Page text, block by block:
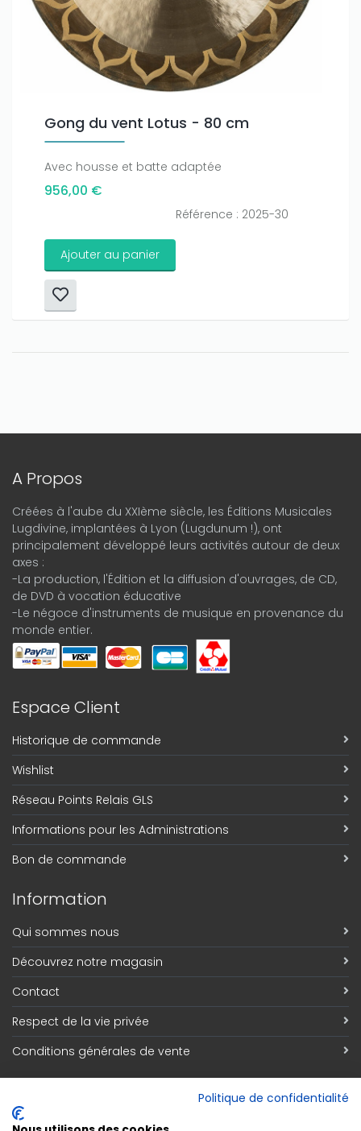
Gong du vent Lotus - 80 cm
Avec housse et batte adaptée
956,00 €
Référence : 2025-30
Ajouter au panier
A Propos
Créées à l'aube du XXIème siècle, les Éditions Musicales
Lugdivine, implantées à Lyon (Lugdunum !), ont
principalement développé leurs activités autour de deux
axes :
-La production, l'Édition et la diffusion d'ouvrages, de CD,
de DVD à vocation éducative
-Le négoce d'instruments de musique en provenance du
monde entier.
Espace Client
Historique de commande
Wishlist
Réseau Points Relais GLS
Informations pour les Administrations
Bon de commande
Information
Qui sommes nous
Découvrez notre magasin
Contact
Respect de la vie privée
Conditions générales de vente
Adresse email
Politique de confidentialité